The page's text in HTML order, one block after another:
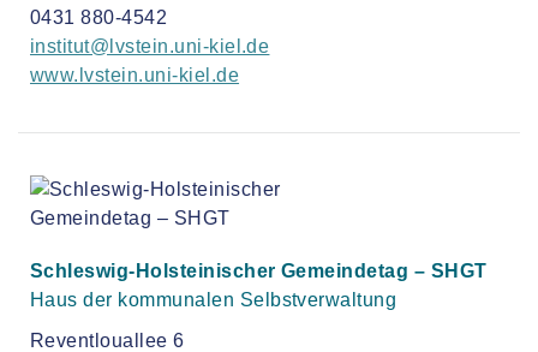
0431 880-4542
institut@lvstein.uni-kiel.de
www.lvstein.uni-kiel.de
Schleswig-Holsteinischer Gemeindetag – SHGT
Haus der kommunalen Selbstverwaltung
Reventlouallee 6